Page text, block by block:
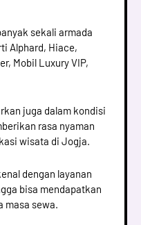
sekali armada
Alphard, Hiace,
Mobil Luxury VIP,
juga dalam kondisi
rasa nyaman
wisata di Jogja.
dengan layanan
bisa mendapatkan
masa sewa.